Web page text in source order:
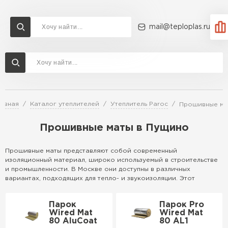
mail@teploplas.ru
Каталог утеплителей Утеплитель Paroc Прошивные
Прошивные маты в Пущино
Прошивные маты представляют собой современный
изоляционный материал, широко используемый в строительстве
и промышленности. В Москве они доступны в различных
вариантах, подходящих для тепло- и звукоизоляции. Этот
высокой влажности и температурных перепадов.
Особенности
Парок
Wired Mat
80 AluCoat
Парок Pro
Wired Mat
80 AL1
Доставка и оплата
Утеплитель Ветонит
Утеплитель Profiplex
Утеплитель Технониколь
Утеплитель Rockwool
Утеплитель Knauf